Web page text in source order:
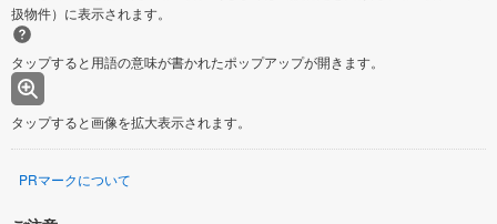
扱物件）に表示されます。
タップすると用語の意味が書かれたポップアップが開きます。
タップすると画像を拡大表示されます。
PRマークについて